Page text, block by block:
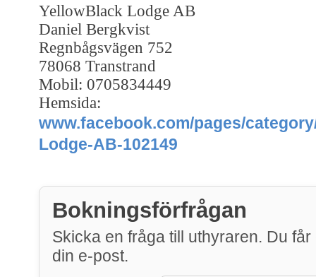
YellowBlack Lodge AB
Daniel Bergkvist
Regnbågsvägen 752
78068 Transtrand
Mobil: 0705834449
Hemsida:
www.facebook.com/pages/
Lodge-AB-102149
Bokningsförfrågan
Skicka en fråga till uthyraren. Du får
din e-post.